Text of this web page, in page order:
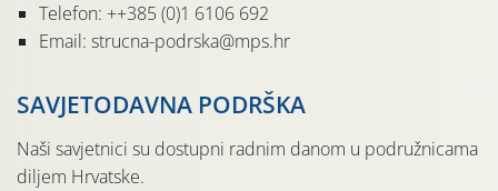
Telefon: ++385 (0)1 6106 692
Email: strucna-podrska@mps.hr
SAVJETODAVNA PODRŠKA
Naši savjetnici su dostupni radnim danom u podružnicama
diljem Hrvatske.